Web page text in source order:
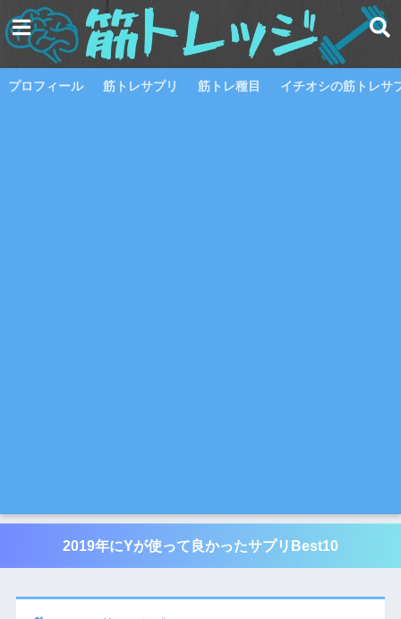
プロフィール 筋トレサプリ 筋トレ種目 イチオシの筋トレサ
2019年にYが使って良かったサプリBest10